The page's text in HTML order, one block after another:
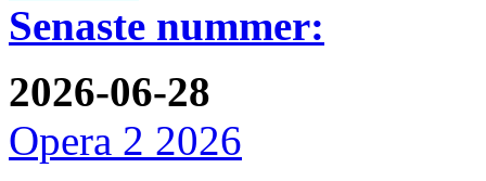
Senaste nummer:
2026-06-28
Opera 2 2026